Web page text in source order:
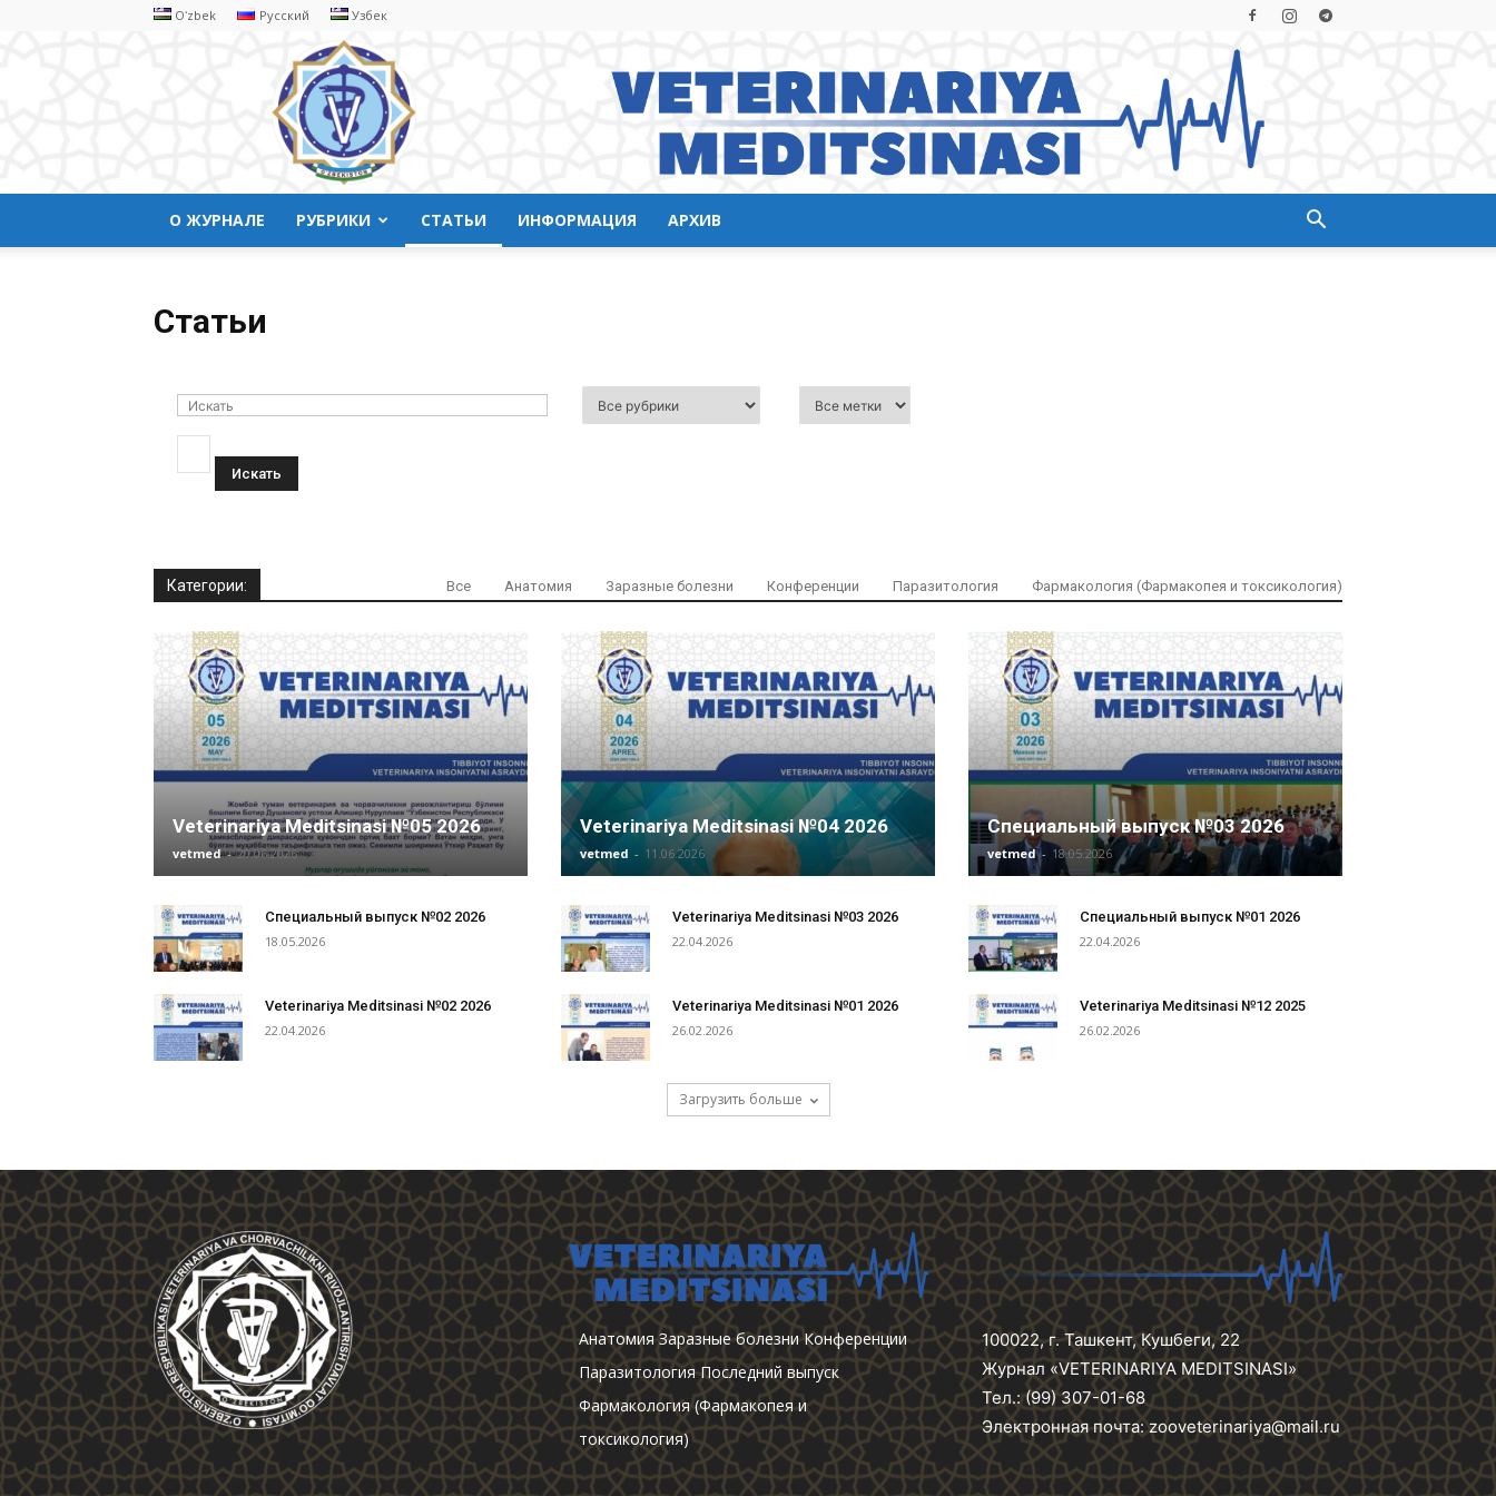
Oʻzbek Русский Узбек
Ветеринарyая
медицина
О ЖУРНАЛЕ РУБРИКИ СТАТЬИ ИНФОРМАЦИЯ АРХИВ
Статьи
Категории: Все Анатомия Заразные болезни Конференции Паразитология Фармакология (Фармакопея и токсикология)
Veterinariya Meditsinasi №05 2026
vetmed - 20.06.2026
Veterinariya Meditsinasi №04 2026
vetmed - 11.06.2026
Специальный выпуск №03 2026
vetmed - 18.05.2026
Специальный выпуск №02 2026
18.05.2026
Veterinariya Meditsinasi №03 2026
22.04.2026
Специальный выпуск №01 2026
22.04.2026
Veterinariya Meditsinasi №02 2026
22.04.2026
Veterinariya Meditsinasi №01 2026
26.02.2026
Veterinariya Meditsinasi №12 2025
26.02.2026
Загрузить больше
Анатомия Заразные болезни Конференции
Паразитология Последний выпуск
Фармакология (Фармакопея и
токсикология)
100022, г. Ташкент, Кушбеги, 22
Журнал «VETERINARIYA MEDITSINASI»
Тел.: (99) 307-01-68
Электронная почта: zooveterinariya@mail.ru